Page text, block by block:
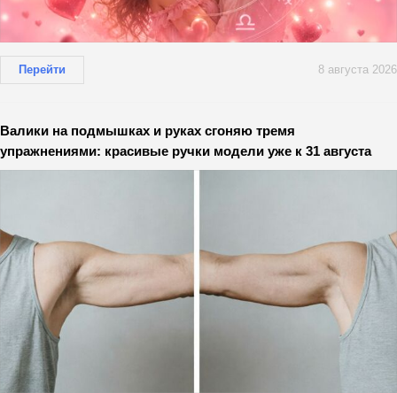
Перейти 8 августа 2026
Валики на подмышках и руках сгоняю тремя
упражнениями: красивые ручки модели уже к 31 августа